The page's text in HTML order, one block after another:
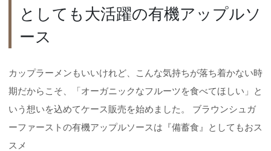
としても大活躍の有機アップルソ
ース
カップラーメンもいいけれど、こんな気持ちが落ち着かない時
期だからこそ、「オーガニックなフルーツを食べてほしい」と
いう想いを込めてケース販売を始めました。 ブラウンシュガ
ーファーストの有機アップルソースは『備蓄食』としてもおス
スメ